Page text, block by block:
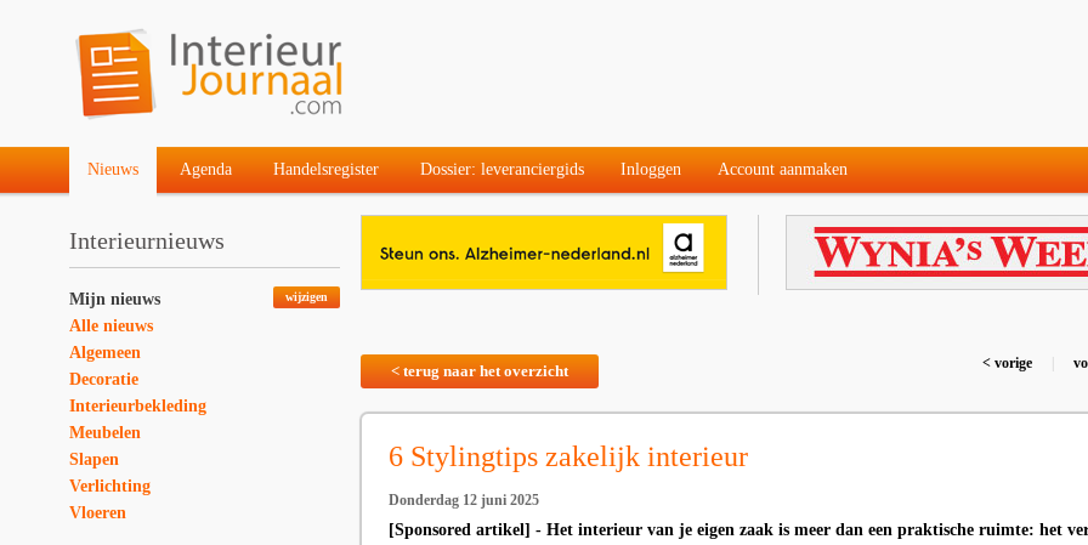
Nieuws Agenda Handelsregister Dossier: leveranciergids Inloggen Account aanmaken
Interieurnieuws
wijzigen
Mijn nieuws
Alle nieuws
Algemeen
Decoratie
Interieurbekleding
Meubelen
Slapen
Verlichting
Vloeren
< terug naar het overzicht < vorige
6 Stylingtips zakelijk interieur
Donderdag 12 juni 2025
[Sponsored artikel] - Het interieur van je eigen zaak is meer dan een praktische ruimte: het